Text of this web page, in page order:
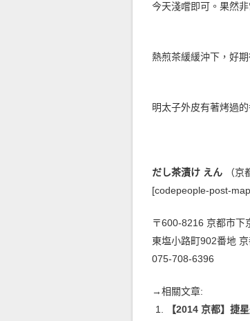
今天淺嚐即可。果然
熱煎茶緩緩沖下，好
明太子外皮有著烤過
だし茶漬け えん （京
[codepeople-post-
〒600-8216 京都市下
東塩小路町902番地
075-708-6396
→相關文章:
【2014 京都】捷